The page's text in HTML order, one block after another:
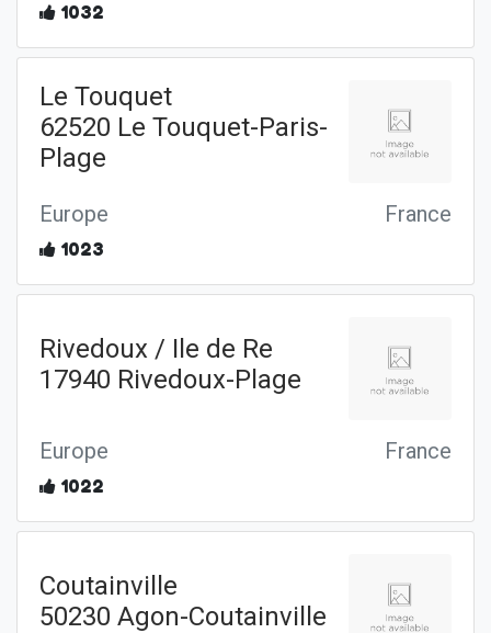
1032
Le Touquet
62520 Le Touquet-Paris-
Plage
Europe France
1023
Rivedoux / Ile de Re
17940 Rivedoux-Plage
Europe France
1022
Coutainville
50230 Agon-Coutainville